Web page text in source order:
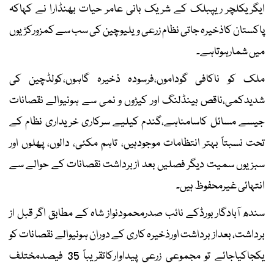
ایگریکلچر ریپبلک کے شریک بانی عامر حیات بھنڈارا نے کہاکہ
پاکستان کاذخیرہ جاتی نظام زرعی ویلیوچین کی سب سے کمزورکڑیوں
میں شمارہوتاہے۔
ملک کو ناکافی گوداموں،فرسودہ ذخیرہ گاہوں،کولڈچین کی
شدیدکمی،ناقص ہینڈلنگ اور کیڑوں و نمی سے ہونیوالے نقصانات
جیسے مسائل کاسامناہے،گندم کیلیے سرکاری خریداری نظام کے
تحت نسبتاً بہتر انتظامات موجودہیں، تاہم مکئی، دالوں، پھلوں اور
سبزیوں سمیت دیگر فصلیں بعد ازبرداشت نقصانات کے حوالے سے
انتہائی غیرمحفوظ ہیں۔
سندھ آبادگار بورڈکے نائب صدرمحمودنواز شاہ کے مطابق اگر قبل از
برداشت، بعداز برداشت اورذخیرہ کاری کے دوران ہونیوالے نقصانات کو
یکجاکیاجائے تو مجموعی زرعی پیداوارکاتقریباً 35 فیصدمختلف